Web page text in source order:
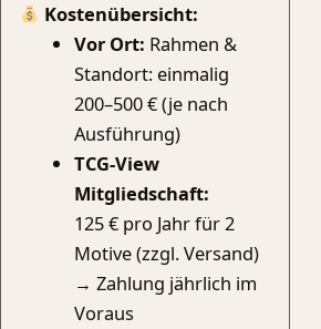
Kostenübersicht:
Vor Ort: Rahmen &
Standort: einmalig
200–500 € (je nach
Ausführung)
TCG-View
Mitgliedschaft:
125 € pro Jahr für 2
Motive (zzgl. Versand)
→ Zahlung jährlich im
Voraus